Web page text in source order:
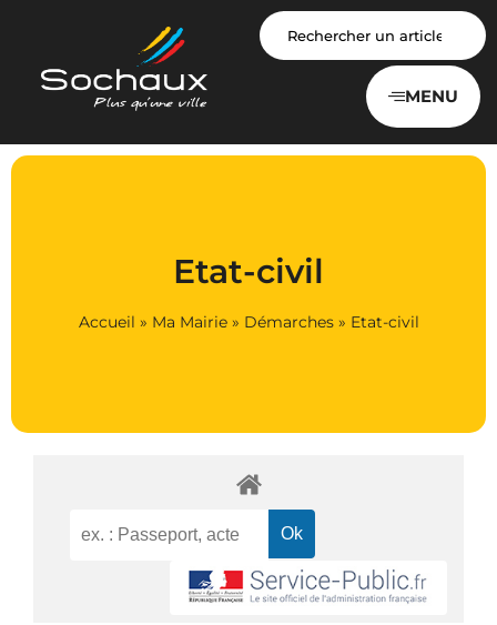
MENU
Etat-civil
Accueil » Ma Mairie» Démarches» Etat-civil
Panneau de gestion des cookies